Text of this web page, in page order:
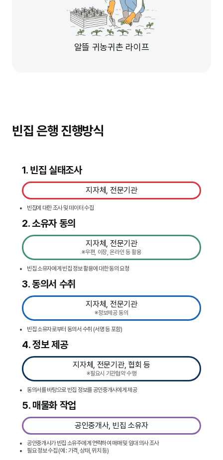
알뜰 귀농귀촌 라이프
빈집 은행 진행방식
1. 빈집 실태조사
지자체, 전문기관
빈집에 대한 조사 및 데이터 수집
2. 소유자 동의
지자체, 전문기관
※우편, 이장, 온라인 등 활용
빈집 소유자에게 빈집 정보 활용에 대한 동의 요청
3. 동의서 수취
지자체, 전문기관
※정보제공 동의
빈집 소유자로부터 동의서 수취 (서명 등 포함)
4. 정보 제공
지자체, 전문기관, 협회 등
※필요시 기관협약 수행
동의서를 바탕으로 빈집 정보를 공인중개사에게 제공
5. 매물화 작업
공인중개사, 빈집 소유자
공인중개사가 빈집 소유주에게 연락하여 매매 및 임대 의사 조사
필요 정보 수집 (예 : 가격, 상태, 위치 등)